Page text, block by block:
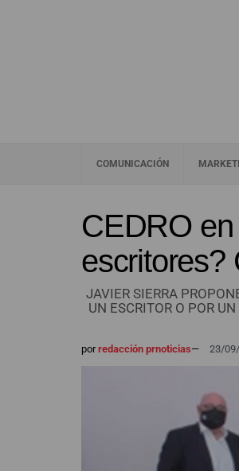
COMUNICACIÓN
CEDRO en
escritores?
JAVIER SIERRA
UN ESCRITOR O POR
porredacción prnoticias— 23/